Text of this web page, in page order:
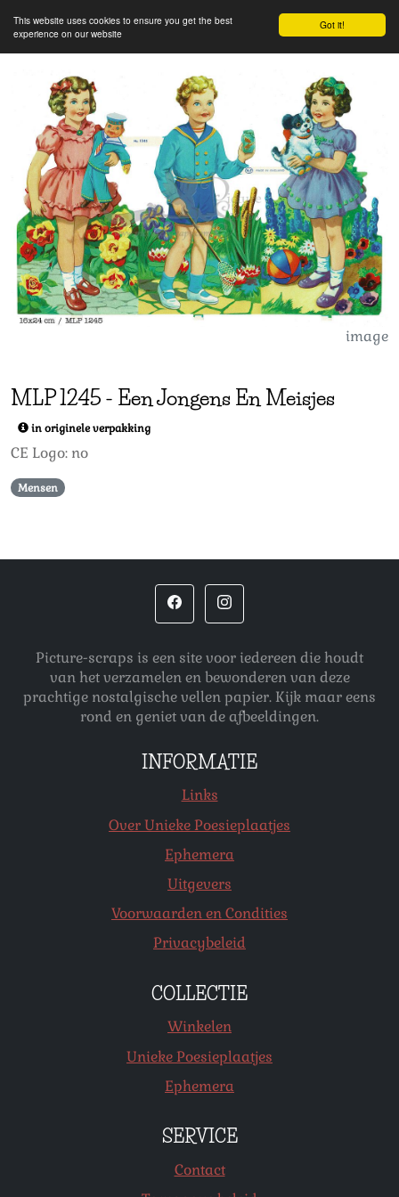
Got it!
This website uses cookies to ensure you get the best
experience on our website
image
MLP1245 - Een Jongens En Meisjes
in originele verpakking
CE Logo: no
Mensen
Picture-scraps is een site voor iedereen die houdt
van het verzamelen en bewonderen van deze
prachtige nostalgische vellen papier. Kijk maar eens
rond en geniet van de afbeeldingen.
INFORMATIE
Links
Over Unieke Poesieplaatjes
Ephemera
Uitgevers
Voorwaarden en Condities
Privacybeleid
COLLECTIE
Winkelen
Unieke Poesieplaatjes
Ephemera
SERVICE
Contact